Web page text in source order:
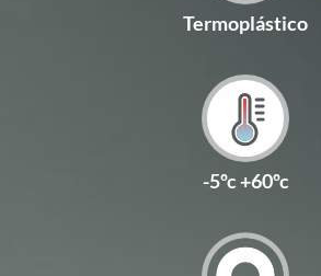
Termoplástico
-5ºc +60ºc